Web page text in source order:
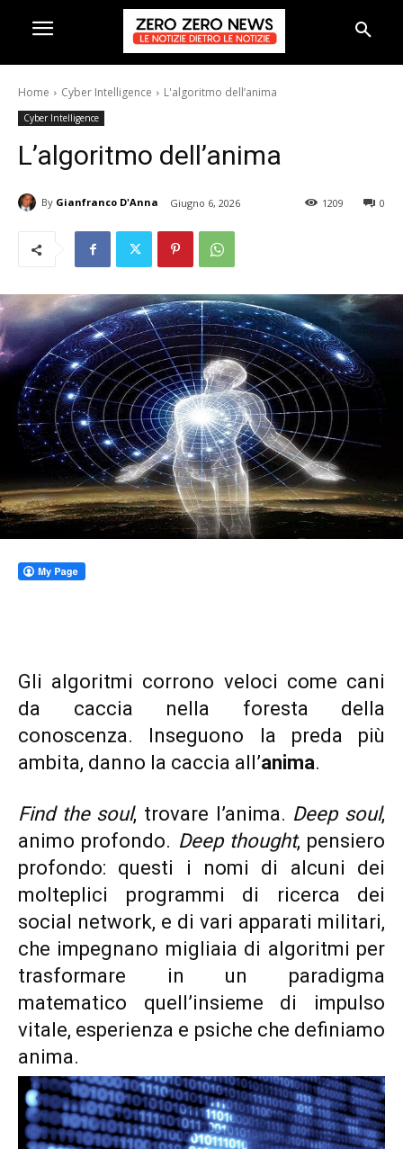
Home Cyber Intelligence L'algoritmo dell’anima
Cyber Intelligence
L’algoritmo dell’anima
By Gianfranco D'Anna Giugno 6, 2026 0
1209
Gli algoritmi corrono veloci come cani
da caccia nella foresta della
conoscenza. Inseguono la preda più
ambita, danno la caccia all’anima.
Find the soul, trovare l’anima. Deep soul,
animo profondo. Deep thought, pensiero
profondo: questi i nomi di alcuni dei
molteplici programmi di ricerca dei
social network, e di vari apparati militari,
che impegnano migliaia di algoritmi per
trasformare in un paradigma
matematico quell’insieme di impulso
vitale, esperienza e psiche che definiamo
anima.